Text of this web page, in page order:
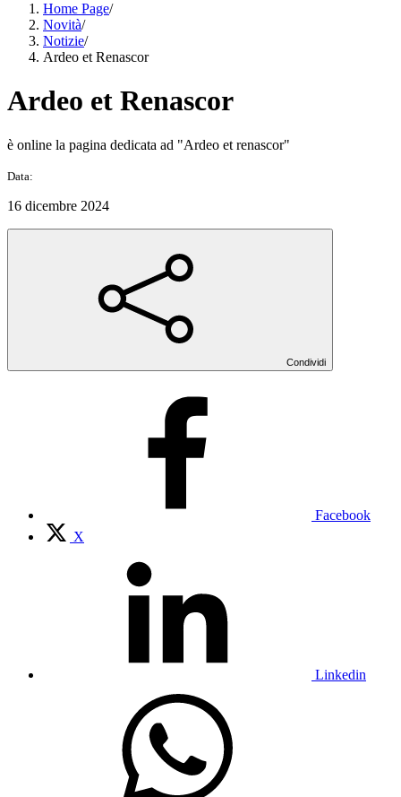
Home Page/
Novità/
Notizie/
Ardeo et Renascor
Ardeo et Renascor
è online la pagina dedicata ad "Ardeo et renascor"
Data:
16 dicembre 2024
Condividi
Facebook
X
Linkedin